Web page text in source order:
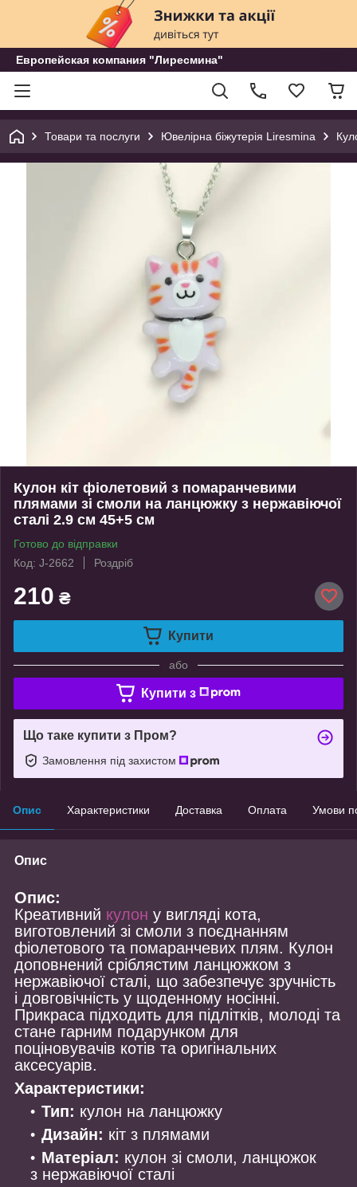
Европейская компания "Лиресмина"
Товари та послуги Ювелірна біжутерія Liresmina
Кулон кіт фіолетовий з помаранчевими
плямами зі смоли на ланцюжку з нержавіючої
сталі 2.9 см 45+5 см
Готово до відправки
Код: J-2662
Роздріб
210 ₴
Купити
або
Купити з
Що таке купити з Пром?
Замовлення під захистом
Опис Характеристики Доставка Оплата Умови
Опис
Опис:
Креативний кулон у вигляді кота,
виготовлений зі смоли з поєднанням
фіолетового та помаранчевих плям. Кулон
доповнений сріблястим ланцюжком з
нержавіючої сталі, що забезпечує зручність
і довговічність у щоденному носінні.
Прикраса підходить для підлітків, молоді та
стане гарним подарунком для
поціновувачів котів та оригінальних
аксесуарів.
Характеристики:
Тип: кулон на ланцюжку
Дизайн: кіт з плямами
Матеріал: кулон зі смоли, ланцюжок
з нержавіючої сталі